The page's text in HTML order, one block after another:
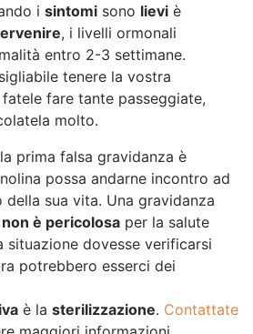
i sintomi sono lievi è
, i livelli ormonali
entro 2-3 settimane.
tenere la vostra
fare tante passeggiate,
molto.
prima falsa gravidanza è
possa andarne incontro ad
sua vita. Una gravidanza
non è pericolosa per la salute
situazione dovesse verificarsi
potrebbero esserci dei
è la sterilizzazione. Contattate